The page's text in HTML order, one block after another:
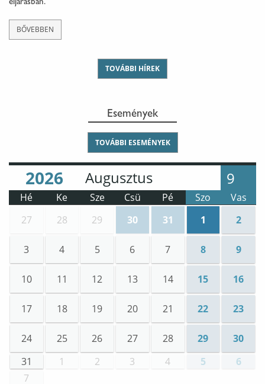
eljárásban.
BŐVEBBEN
TOVÁBBI HÍREK
Események
TOVÁBBI ESEMÉNYEK
Hónap: 9
Hé Ke Sze Csü Pé Szo
Vas
27
28 29
30
31
1
2
3 4 5 6 7 8 9
10 11 12 13 14 15 16
17 18 19 20 21 22 23
24 25 26 27 28 29
30
31
1 2 3 4 5
6
7